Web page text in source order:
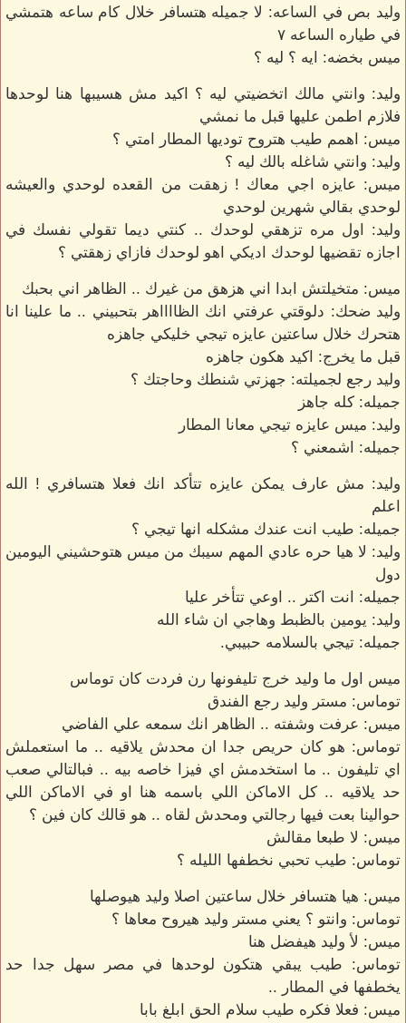
وليد بص في الساعه: لا جميله هتسافر خلال كام ساعه هتمشي
في طياره الساعه ٧
ميس بخضه: ايه ؟ ليه ؟
وليد: وانتي مالك اتخضيتي ليه ؟ اكيد مش هسيبها هنا لوحدها
فلازم اطمن عليها قبل ما نمشي
ميس: اهمم طيب هتروح توديها المطار امتي ؟
وليد: وانتي شاغله بالك ليه ؟
ميس: عايزه اجي معاك ! زهقت من القعده لوحدي والعيشه
لوحدي بقالي شهرين لوحدي
وليد: اول مره تزهقي لوحدك .. كنتي ديما تقولي نفسك في
اجازه تقضيها لوحدك اديكي اهو لوحدك فازاي زهقتي ؟
ميس: متخيلتش ابدا اني هزهق من غيرك .. الظاهر اني بحبك
وليد ضحك: دلوقتي عرفتي انك الظااااهر بتحبيني .. ما علينا انا
هتحرك خلال ساعتين عايزه تيجي خليكي جاهزه
قبل ما يخرج: اكيد هكون جاهزه
وليد رجع لجميلته: جهزتي شنطك وحاجتك ؟
جميله: كله جاهز
وليد: ميس عايزه تيجي معانا المطار
جميله: اشمعني ؟
وليد: مش عارف يمكن عايزه تتأكد انك فعلا هتسافري ! الله
اعلم
جميله: طيب انت عندك مشكله انها تيجي ؟
وليد: لا هيا حره عادي المهم سيبك من ميس هتوحشيني اليومين
دول
جميله: انت اكتر .. اوعي تتأخر عليا
وليد: يومين بالظبط وهاجي ان شاء الله
جميله: تيجي بالسلامه حبيبي.
ميس اول ما وليد خرج تليفونها رن فردت كان توماس
توماس: مستر وليد رجع الفندق
ميس: عرفت وشفته .. الظاهر انك سمعه علي الفاضي
توماس: هو كان حريص جدا ان محدش يلاقيه .. ما استعملش
اي تليفون .. ما استخدمش اي فيزا خاصه بيه .. فبالتالي صعب
حد يلاقيه .. كل الاماكن اللي باسمه هنا او في الاماكن اللي
حوالينا بعت فيها رجالتي ومحدش لقاه .. هو قالك كان فين ؟
ميس: لا طبعا مقالش
توماس: طيب تحبي نخطفها الليله ؟
ميس: هيا هتسافر خلال ساعتين اصلا وليد هيوصلها
توماس: وانتو ؟ يعني مستر وليد هيروح معاها ؟
ميس: لأ وليد هيفضل هنا
توماس: طيب يبقي هتكون لوحدها في مصر سهل جدا حد
يخطفها في المطار ..
ميس: فعلا فكره طيب سلام الحق ابلغ بابا